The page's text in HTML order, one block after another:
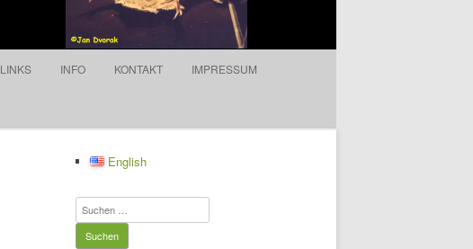
LINKS INFO KONTAKT IMPRESSUM
English
Suchen
nach: